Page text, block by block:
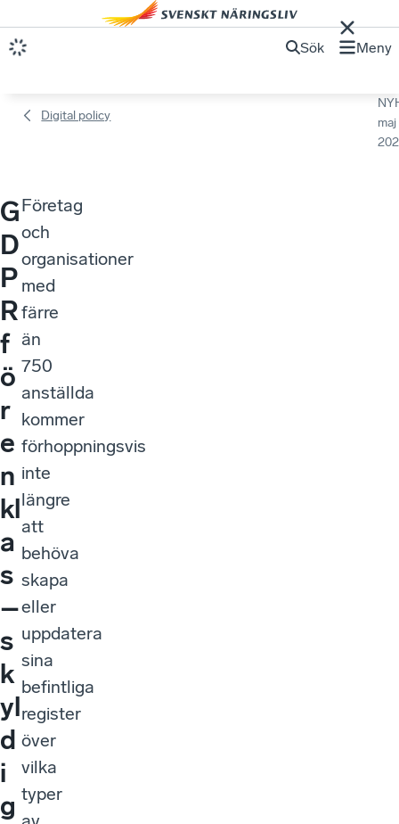
Sök Meny
Digital policy
maj
G
D
P
R
f
ö
r
e
n
kl
a
s
–
s
k
yl
d
i
g
Företag
och
organisationer
med
färre
än
750
anställda
kommer
förhoppningsvis
inte
längre
att
behöva
skapa
eller
uppdatera
sina
befintliga
register
över
vilka
typer